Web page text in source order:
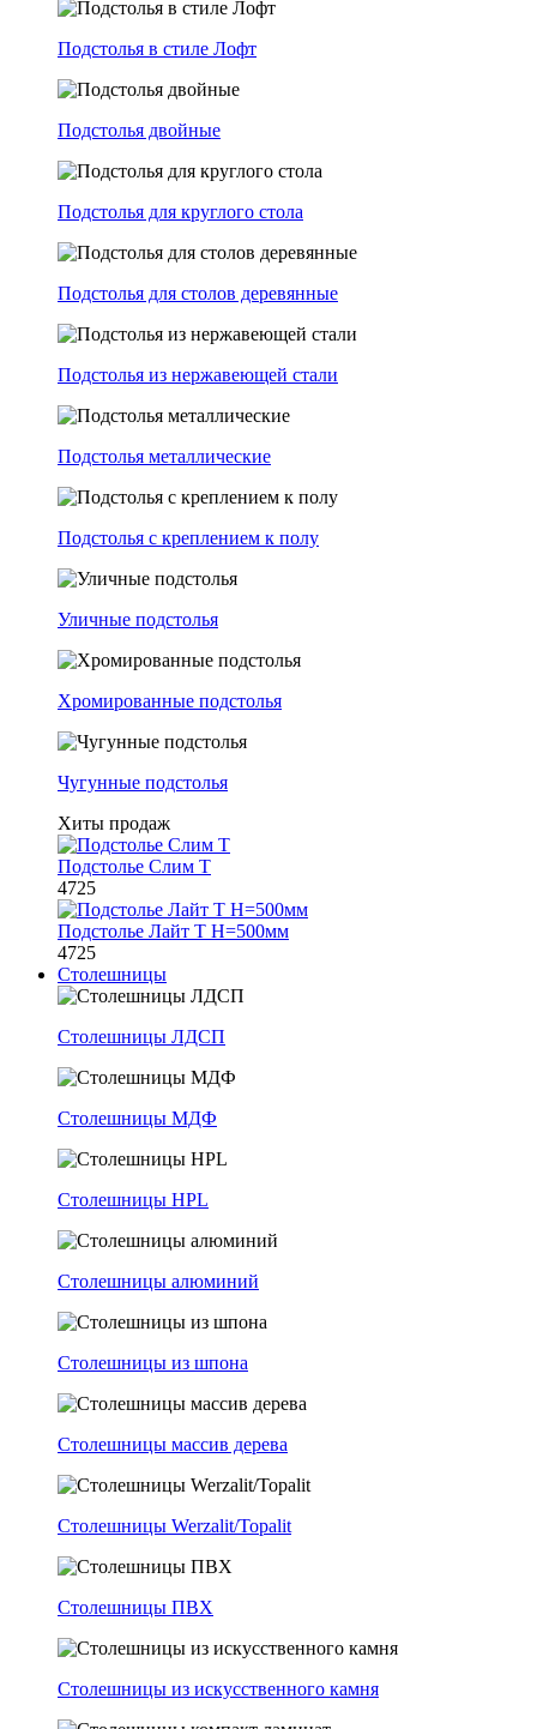
Подстолья в стиле Лофт
Подстолья двойные
Подстолья для круглого стола
Подстолья для столов деревянные
Подстолья из нержавеющей стали
Подстолья металлические
Подстолья с креплением к полу
Уличные подстолья
Хромированные подстолья
Чугунные подстолья
Хиты продаж
Подстолье Слим Т
4725
Подстолье Лайт Т H=500мм
4725
Столешницы
Столешницы ЛДСП
Столешницы МДФ
Столешницы HPL
Столешницы алюминий
Столешницы из шпона
Столешницы массив дерева
Столешницы Werzalit/Topalit
Столешницы ПВХ
Столешницы из искусственного камня